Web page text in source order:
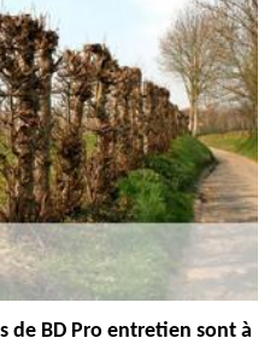
de BD Pro entretien sont à